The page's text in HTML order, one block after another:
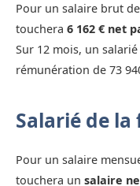
Pour un salaire brut
touchera 6 162 € net
Sur 12 mois, un
rémunération de 73
Salarié de
Pour un salaire
touchera un salaire